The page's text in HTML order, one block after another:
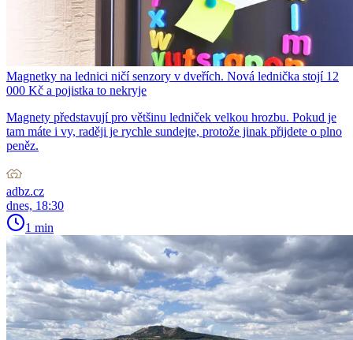
Magnetky na lednici ničí senzory v dveřích. Nová lednička stojí 12
000 Kč a pojistka to nekryje
Magnety představují pro většinu ledniček velkou hrozbu. Pokud je
tam máte i vy, raději je rychle sundejte, protože jinak přijdete o plno
peněz.
adbz.cz
dnes, 18:30
1 min